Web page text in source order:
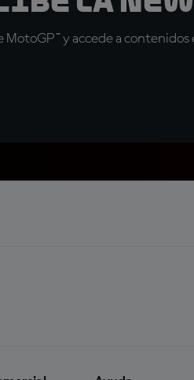
MotoGP™ y accede a